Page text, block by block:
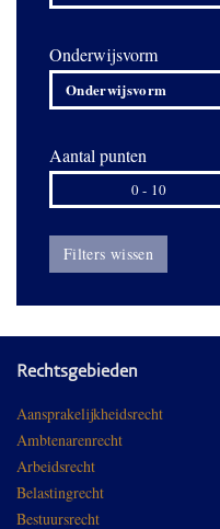
Onderwijsvorm
Onderwijsvorm
Aantal punten
0 - 10
Filters wissen
Rechtsgebieden
Aansprakelijkheidsrecht
Ambtenarenrecht
Arbeidsrecht
Belastingrecht
Bestuursrecht